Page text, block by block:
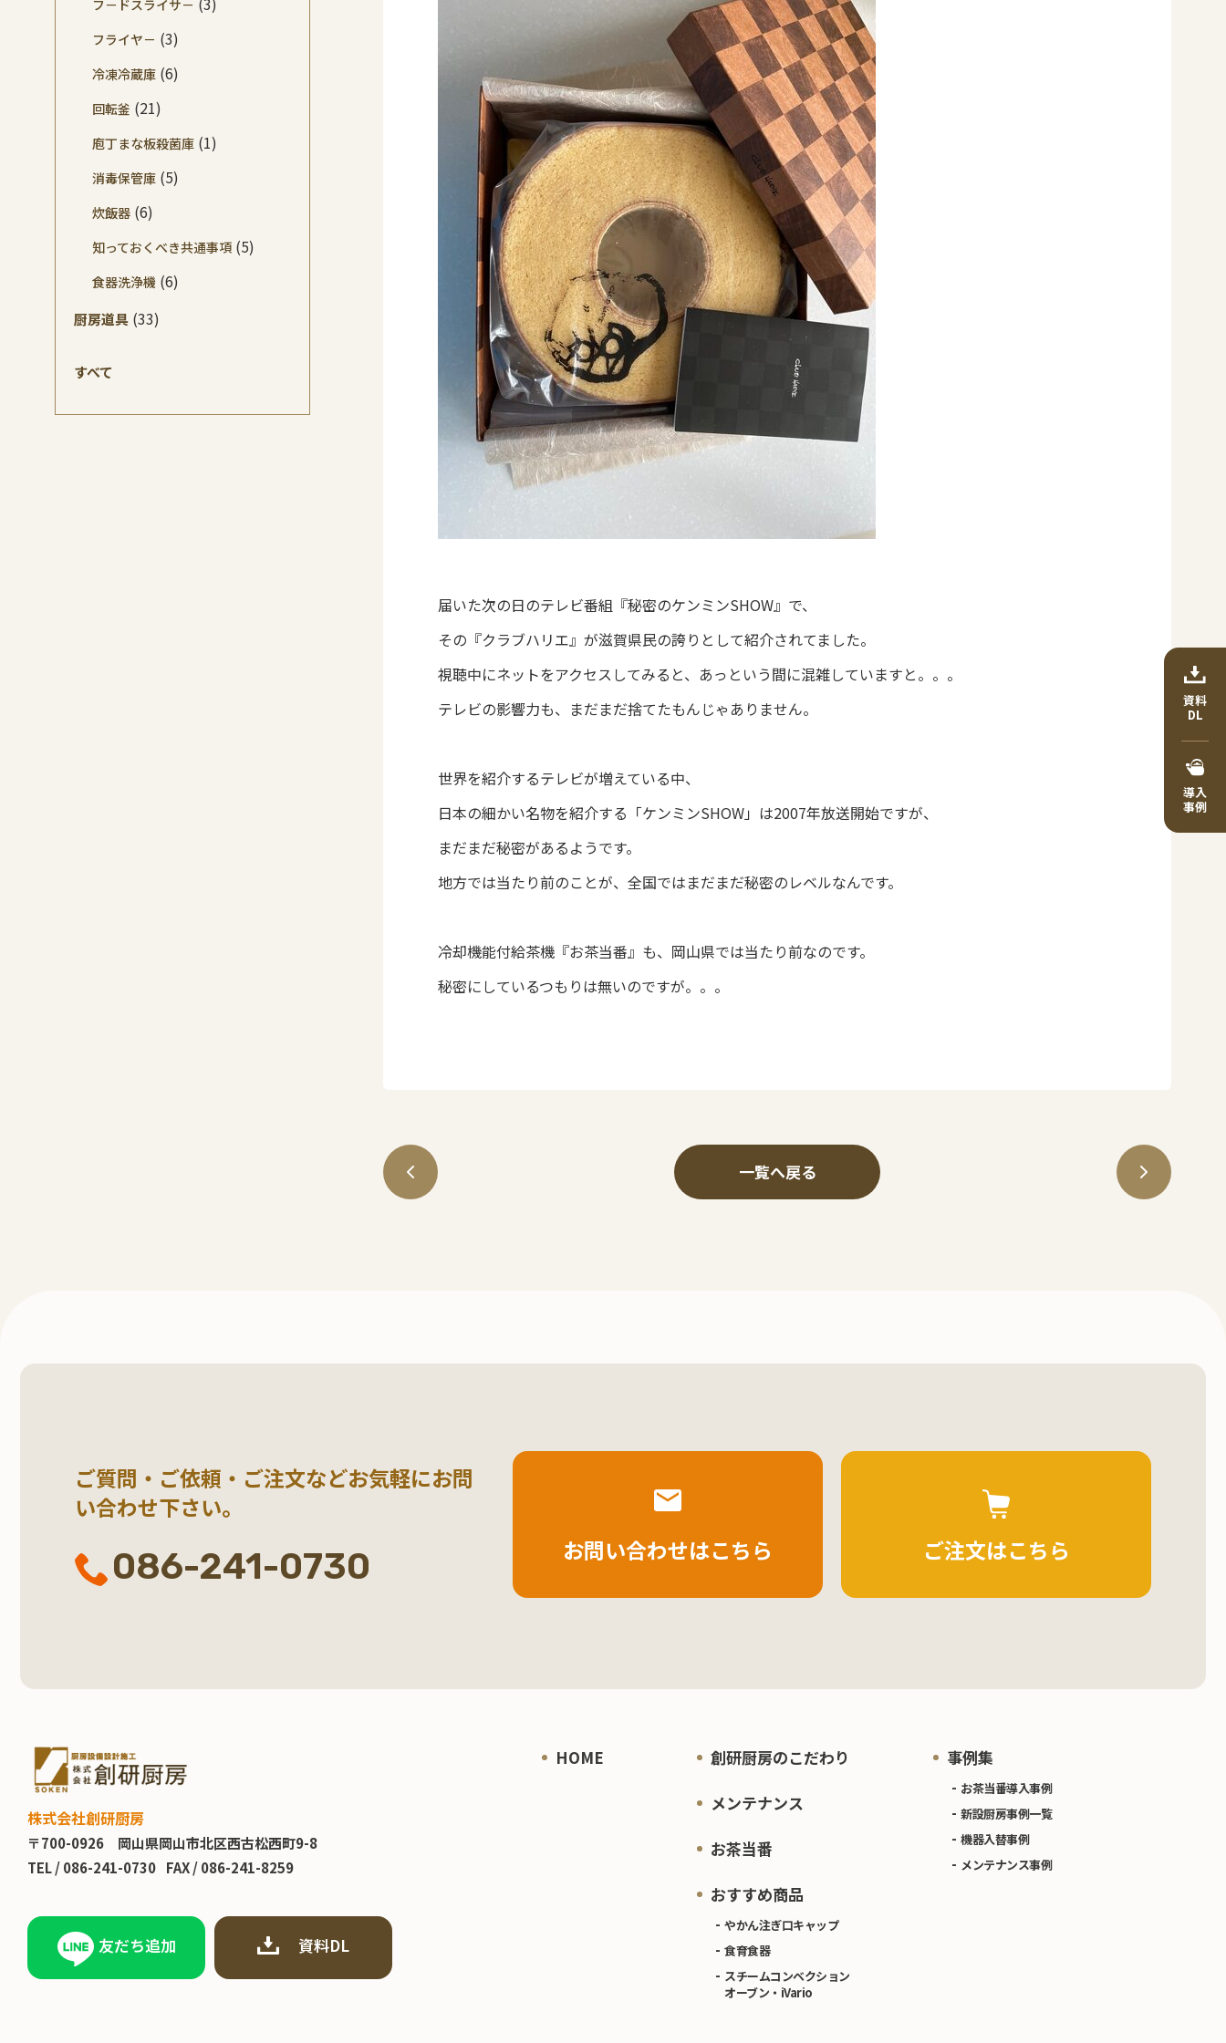
資料
DL
導入
事例
届いた次の日のテレビ番組『秘密のケンミンSHOW』で、
その『クラブハリエ』が滋賀県民の誇りとして紹介されてました。
視聴中にネットをアクセスしてみると、あっという間に混雑していますと。。。
テレビの影響力も、まだまだ捨てたもんじゃありません。
世界を紹介するテレビが増えている中、
日本の細かい名物を紹介する「ケンミンSHOW」は2007年放送開始ですが、
まだまだ秘密があるようです。
地方では当たり前のことが、全国ではまだまだ秘密のレベルなんです。
冷却機能付給茶機『お茶当番』も、岡山県では当たり前なのです。
秘密にしているつもりは無いのですが。。。
一覧へ戻る
フ－ドスライサ－
フライヤ－ (3)
冷凍冷蔵庫 (6)
回転釜 (21)
庖丁まな板殺菌庫 (1)
消毒保管庫 (5)
炊飯器 (6)
知っておくべき共通事項 (5)
食器洗浄機 (6)
厨房道具 (33)
すべて
ご質問・ご依頼・ご注文などお気軽にお問
い合わせ下さい。
086-241-0730 お問い合わせはこちら ご注文はこちら
HOME
創研厨房のこだわり
メンテナンス
お茶当番
おすすめ商品
やかん注ぎ口キャップ
食育食器
スチームコンベクション
オーブン・iVario
事例集
お茶当番導入事例
新設厨房事例一覧
機器入替事例
メンテナンス事例
株式会社創研厨房
〒700-0926 岡山県岡山市北区西古松西町9-8
TEL /086-241-0730 FAX / 086-241-8259
友だち追加 資料DL